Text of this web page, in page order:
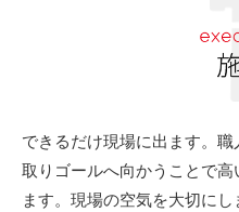
できるだけ現場に出ます。
取りゴールへ向かうことで
ます。現場の空気を大切に